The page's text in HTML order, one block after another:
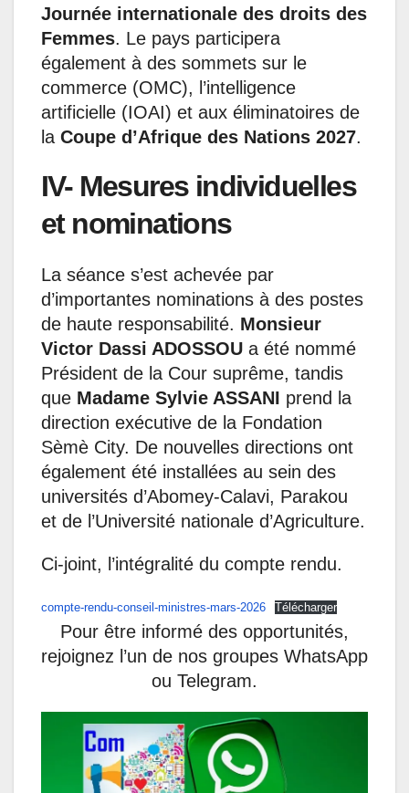
Journée internationale des droits des
Femmes. Le pays participera
également à des sommets sur le
commerce (OMC), l’intelligence
artificielle (IOAI) et aux éliminatoires de
la Coupe d’Afrique des Nations 2027.
IV- Mesures individuelles
et nominations
La séance s’est achevée par
d’importantes nominations à des postes
de haute responsabilité. Monsieur
Victor Dassi ADOSSOU a été nommé
Président de la Cour suprême, tandis
que Madame Sylvie ASSANI prend la
direction exécutive de la Fondation
Sèmè City. De nouvelles directions ont
également été installées au sein des
universités d’Abomey-Calavi, Parakou
et de l’Université nationale d’Agriculture.
Ci-joint, l’intégralité du compte rendu.
compte-rendu-conseil-ministres-mars-2026 Télécharger
Pour être informé des opportunités,
rejoignez l’un de nos groupes WhatsApp
ou Telegram.